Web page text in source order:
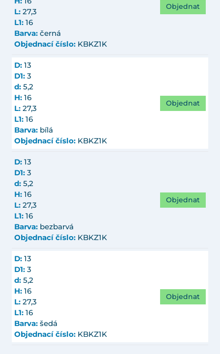
L: 27,3
L1: 16
Barva: černá
Objednací číslo: KBKZ1K
Objednat
D: 13
D1: 3
d: 5,2
H: 16
L: 27,3
L1: 16
Barva: bílá
Objednací číslo: KBKZ1K
Objednat
D: 13
D1: 3
d: 5,2
H: 16
L: 27,3
L1: 16
Barva: bezbarvá
Objednací číslo: KBKZ1K
Objednat
D: 13
D1: 3
d: 5,2
H: 16
L: 27,3
L1: 16
Barva: šedá
Objednací číslo: KBKZ1K
Objednat